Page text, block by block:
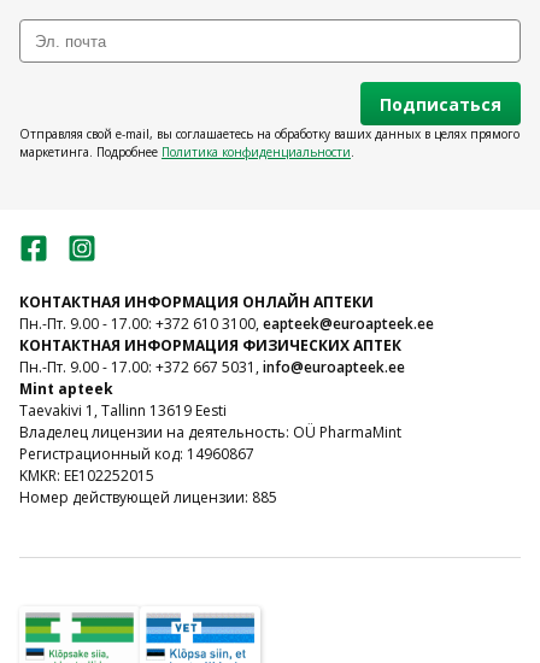
Подписаться
Отправляя свой e-mail, вы соглашаетесь на обработку ваших данных в целях прямого
маркетинга. Подробнее Политика конфиденциальности.
КОНТАКТНАЯ ИНФОРМАЦИЯ ОНЛАЙН АПТЕКИ
Пн.-Пт. 9.00 - 17.00: +372 610 3100,eapteek@euroapteek.ee
КОНТАКТНАЯ ИНФОРМАЦИЯ ФИЗИЧЕСКИХ АПТЕК
Пн.-Пт. 9.00 - 17.00: +372 667 5031,info@euroapteek.ee
Mint apteek
Taevakivi 1, Tallinn 13619 Eesti
Владелец лицензии на деятельность: OÜ PharmaMint
Регистрационный код: 14960867
KMKR: EE102252015
Номер действующей лицензии: 885